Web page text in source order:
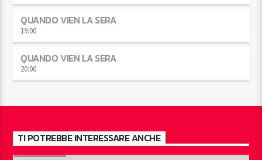
QUANDO VIEN LA SERA
19:00
QUANDO VIEN LA SERA
20:00
TI POTREBBE INTERESSARE ANCHE